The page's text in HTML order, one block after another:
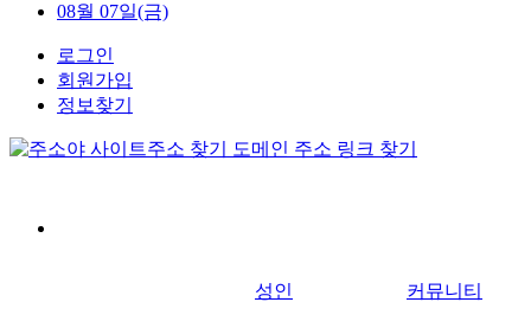
08월 07일(금)
로그인
회원가입
정보찾기
성인 커뮤니티